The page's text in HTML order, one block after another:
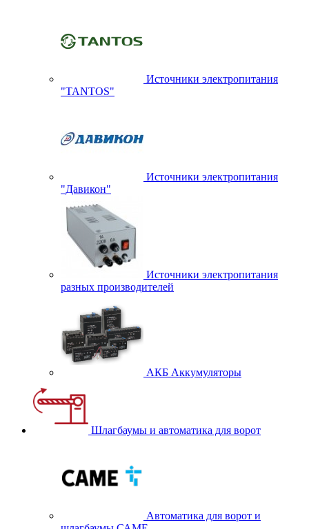
Источники электропитания
"TANTOS"
Источники электропитания
"Давикон"
Источники электропитания
разных производителей
АКБ Аккумуляторы
Шлагбаумы и автоматика для ворот
Автоматика для ворот и